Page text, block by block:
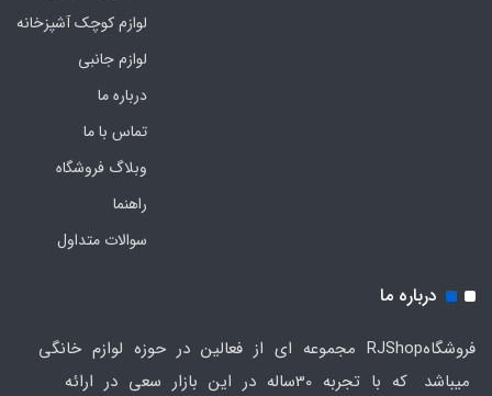
لوازم کوچک آشپزخانه
لوازم جانبی
درباره ما
تماس با ما
وبلاگ فروشگاه
راهنما
سوالات متداول
درباره ما
فروشگاهRJShop مجموعه ای از فعالین در حوزه لوازم خانگی
میباشد که با تجربه 30ساله در این بازار سعی در ارائه